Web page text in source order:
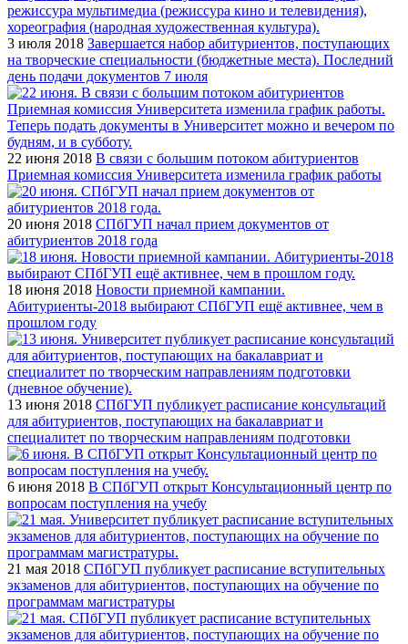
3 июля 2018 Завершается набор абитуриентов, поступающих
на творческие специальности (бюджетные места). Последний
день подачи документов 7 июля
22 июня 2018 В связи с большим потоком абитуриентов
Приемная комиссия Университета изменила график работы
20 июня 2018 СПбГУП начал прием документов от
абитуриентов 2018 года
18 июня 2018 Новости приемной кампании.
Абитуриенты-2018 выбирают СПбГУП ещё активнее, чем в
прошлом году
13 июня 2018 СПбГУП публикует расписание консультаций
для абитуриентов, поступающих на бакалавриат и
специалитет по творческим направлениям подготовки
6 июня 2018 В СПбГУП открыт Консультационный центр по
вопросам поступления на учебу
21 мая 2018 СПбГУП публикует расписание вступительных
экзаменов для абитуриентов, поступающих на обучение по
программам магистратуры